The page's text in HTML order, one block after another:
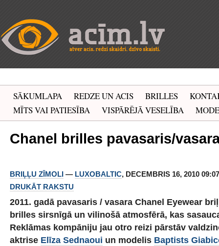
SĀKUMLAPA REDZE UN ACIS BRILLES
MĪTS VAI PATIESĪBA
VISPĀRĒJĀ VESELĪBA MODE
Chanel brilles pavasaris/
BRIĻĻU ZĪMOLI — LUXOBALTIC, DECEMBRIS 16, 2010
DRUKĀT RAKSTU
2011. gadā pavasaris / vasara Chanel Eyewear
brilles sirsnīgā un vilinošā atmosfērā, kas
Reklāmas kompāniju jau otro reizi pārstāv
aktrise Elīza Sednaoui un modelis Baptists